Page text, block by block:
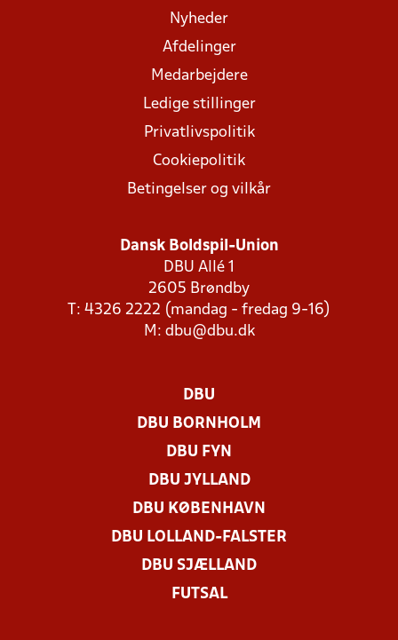
Nyheder
Afdelinger
Medarbejdere
Ledige stillinger
Privatlivspolitik
Cookiepolitik
Betingelser og vilkår
Dansk Boldspil-Union
DBU Allé 1
2605 Brøndby
T: 4326 2222 (mandag - fredag 9-16)
M: dbu@dbu.dk
DBU
DBU BORNHOLM
DBU FYN
DBU JYLLAND
DBU KØBENHAVN
DBU LOLLAND-FALSTER
DBU SJÆLLAND
FUTSAL